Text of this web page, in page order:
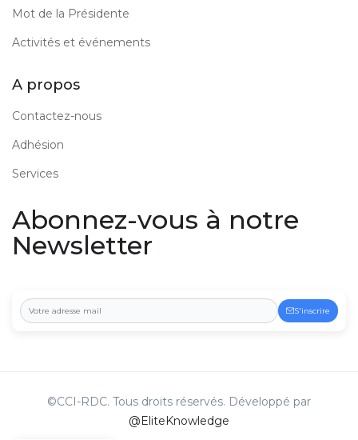
Mot de la Présidente
Activités et événements
A propos
Contactez-nous
Adhésion
Services
Abonnez-vous à notre
Newsletter
S'inscrire
©CCI-RDC. Tous droits réservés. Développé par
@EliteKnowledge